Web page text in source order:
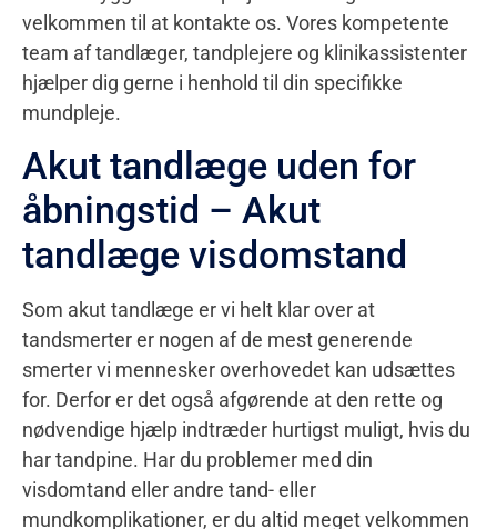
velkommen til at kontakte os. Vores kompetente
team af tandlæger, tandplejere og klinikassistenter
hjælper dig gerne i henhold til din specifikke
mundpleje.
Akut tandlæge uden for
åbningstid – Akut
tandlæge visdomstand
Som akut tandlæge er vi helt klar over at
tandsmerter er nogen af de mest generende
smerter vi mennesker overhovedet kan udsættes
for. Derfor er det også afgørende at den rette og
nødvendige hjælp indtræder hurtigst muligt, hvis du
har tandpine. Har du problemer med din
visdomtand eller andre tand- eller
mundkomplikationer, er du altid meget velkommen